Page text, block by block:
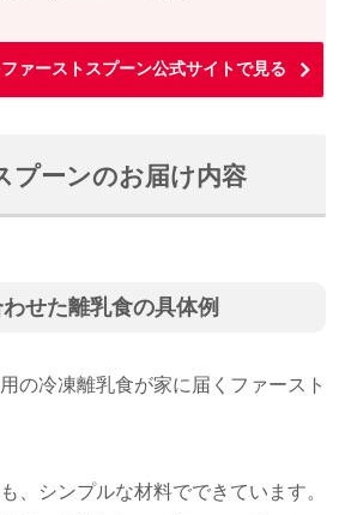
ァーストスプーン公式サイトで見る
プーンのお届け内容
せた離乳食の具体例
の冷凍離乳食が家に届くファースト
、シンプルな材料でできています。